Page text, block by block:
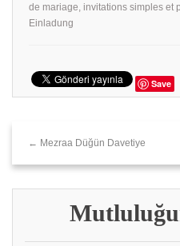
de mariage, invitations simples et
Einladung
Save
← Mezraa Düğün Davetiye